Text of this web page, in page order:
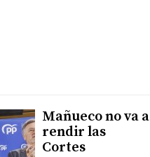
Mañueco no va a
rendir las
Cortes